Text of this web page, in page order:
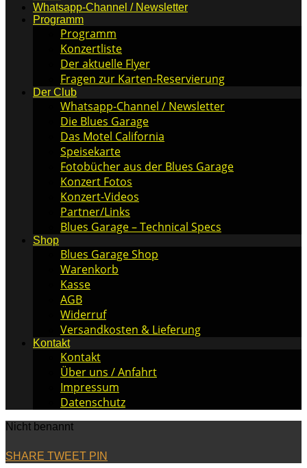
Whatsapp-Channel / Newsletter
Programm
Programm
Konzertliste
Der aktuelle Flyer
Fragen zur Karten-Reservierung
Der Club
Whatsapp-Channel / Newsletter
Die Blues Garage
Das Motel California
Speisekarte
Fotobücher aus der Blues Garage
Konzert Fotos
Konzert-Videos
Partner/Links
Blues Garage – Technical Specs
Shop
Blues Garage Shop
Warenkorb
Kasse
AGB
Widerruf
Versandkosten & Lieferung
Kontakt
Kontakt
Über uns / Anfahrt
Impressum
Datenschutz
Nicht benannt
SHARE TWEET PIN